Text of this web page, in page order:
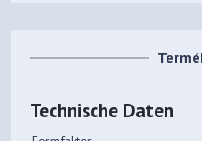
Technische Daten